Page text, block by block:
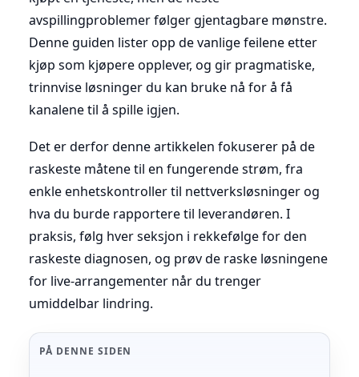
avspillingproblemer følger gjentagbare mønstre.
Denne guiden lister opp de vanlige feilene etter
kjøp som kjøpere opplever, og gir pragmatiske,
trinnvise løsninger du kan bruke nå for å få
kanalene til å spille igjen.
Det er derfor denne artikkelen fokuserer på de
raskeste måtene til en fungerende strøm, fra
enkle enhetskontroller til nettverksløsninger og
hva du burde rapportere til leverandøren. I
praksis, følg hver seksjon i rekkefølge for den
raskeste diagnosen, og prøv de raske løsningene
for live-arrangementer når du trenger
umiddelbar lindring.
PÅ DENNE SIDEN